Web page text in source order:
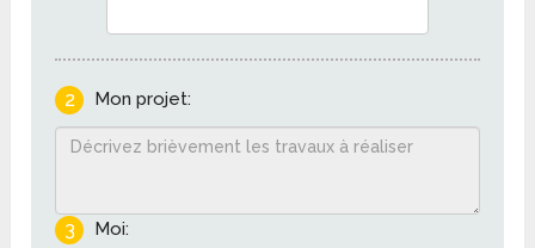
2 Mon projet:
3 Moi: